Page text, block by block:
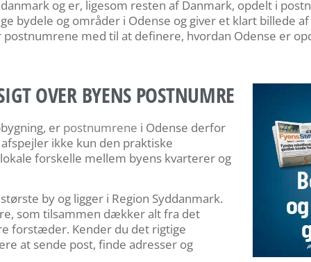
og er, ligesom resten af Danmark, opdelt i
bydele og områder i Odense og giver et klart billede
med til at definere, hvordan Odense er
OVER BYENS POSTNUMRE
er postnumrene i Odense derfor
ikke kun den praktiske
forskelle mellem byens kvarterer og
by og ligger i Region Syddanmark.
som tilsammen dækker alt fra det
forstæder. Kender du det rigtige
at sende post, finde adresser og